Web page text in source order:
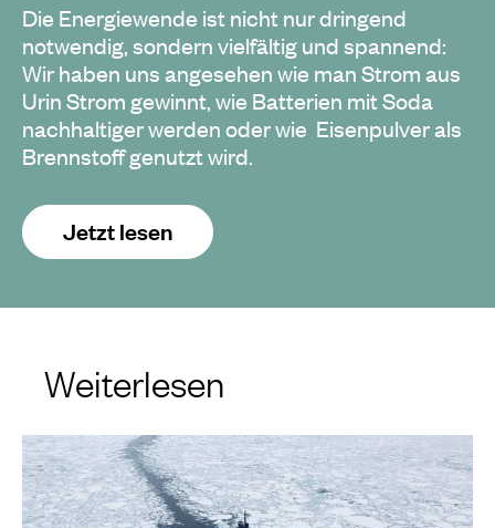
Die Energiewende ist nicht nur dringend
notwendig, sondern vielfältig und spannend:
Wir haben uns angesehen wie man Strom aus
Urin Strom gewinnt, wie Batterien mit Soda
nachhaltiger werden oder wie Eisenpulver als
Brennstoff genutzt wird.
Jetzt lesen
Weiterlesen